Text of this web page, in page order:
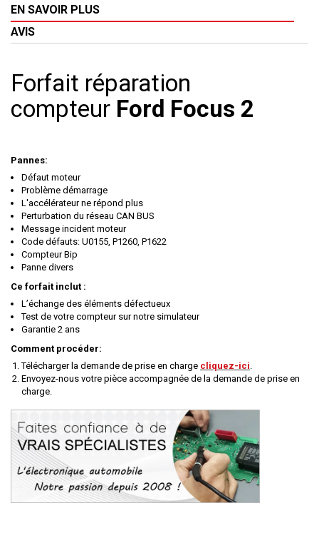
EN SAVOIR PLUS
AVIS
Forfait réparation
compteur Ford Focus 2
Pannes:
Défaut moteur
Problème démarrage
L'accélérateur ne répond plus
Perturbation du réseau CAN BUS
Message incident moteur
Code défauts: U0155, P1260, P1622
Compteur Bip
Panne divers
Ce forfait inclut :
L’échange des éléments défectueux
Test de votre compteur sur notre simulateur
Garantie 2 ans
Comment procéder:
Télécharger la demande de prise en charge cliquez-ici.
Envoyez-nous votre pièce accompagnée de la demande de prise en
charge.